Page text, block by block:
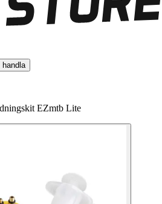
handla
EZmtb Lite